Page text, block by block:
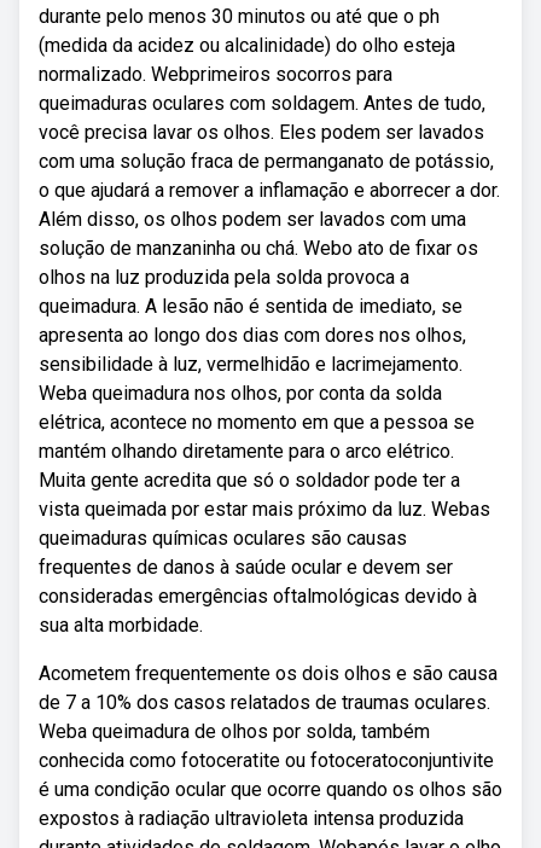
durante pelo menos 30 minutos ou até que o ph
(medida da acidez ou alcalinidade) do olho esteja
normalizado. Webprimeiros socorros para
queimaduras oculares com soldagem. Antes de tudo,
você precisa lavar os olhos. Eles podem ser lavados
com uma solução fraca de permanganato de potássio,
o que ajudará a remover a inflamação e aborrecer a dor.
Além disso, os olhos podem ser lavados com uma
solução de manzaninha ou chá. Webo ato de fixar os
olhos na luz produzida pela solda provoca a
queimadura. A lesão não é sentida de imediato, se
apresenta ao longo dos dias com dores nos olhos,
sensibilidade à luz, vermelhidão e lacrimejamento.
Weba queimadura nos olhos, por conta da solda
elétrica, acontece no momento em que a pessoa se
mantém olhando diretamente para o arco elétrico.
Muita gente acredita que só o soldador pode ter a
vista queimada por estar mais próximo da luz. Webas
queimaduras químicas oculares são causas
frequentes de danos à saúde ocular e devem ser
consideradas emergências oftalmológicas devido à
sua alta morbidade.
Acometem frequentemente os dois olhos e são causa
de 7 a 10% dos casos relatados de traumas oculares.
Weba queimadura de olhos por solda, também
conhecida como fotoceratite ou fotoceratoconjuntivite
é uma condição ocular que ocorre quando os olhos são
expostos à radiação ultravioleta intensa produzida